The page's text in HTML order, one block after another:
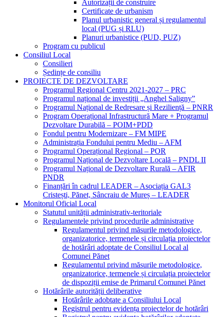
Autorizații de construire
Certificate de urbanism
Planul urbanistic general și regulamentul
local (PUG și RLU)
Planuri urbanistice (PUD, PUZ)
Program cu publicul
Consiliul Local
Consilieri
Ședințe de consiliu
PROIECTE DE DEZVOLTARE
Programul Regional Centru 2021-2027 – PRC
Programul național de investiții „Anghel Saligny”
Programul Național de Redresare și Reziliență – PNRR
Program Operațional Infrastructură Mare + Programul
Dezvoltare Durabilă – POIM+PDD
Fondul pentru Modernizare – FM MIPE
Administrația Fondului pentru Mediu – AFM
Programul Operațional Regional – POR
Programul Național de Dezvoltare Locală – PNDL II
Programul Național de Dezvoltare Rurală – AFIR
PNDR
Finanțări în cadrul LEADER – Asociația GAL3
Cristești, Pănet, Sâncraiu de Mureș – LEADER
Monitorul Oficial Local
Statutul unității administrativ-teritoriale
Regulamentele privind procedurile administrative
Regulamentul privind măsurile metodologice,
organizatorice, termenele și circulația proiectelor
de hotărâri adoptate de Consiliul Local al
Comunei Pănet
Regulamentul privind măsurile metodologice,
organizatorice, termenele și circulația proiectelor
de dispoziții emise de Primarul Comunei Pănet
Hotărârile autorității deliberative
Hotărârile adobtate a Consiliului Local
Registrul pentru evidența proiectelor de hotărâri